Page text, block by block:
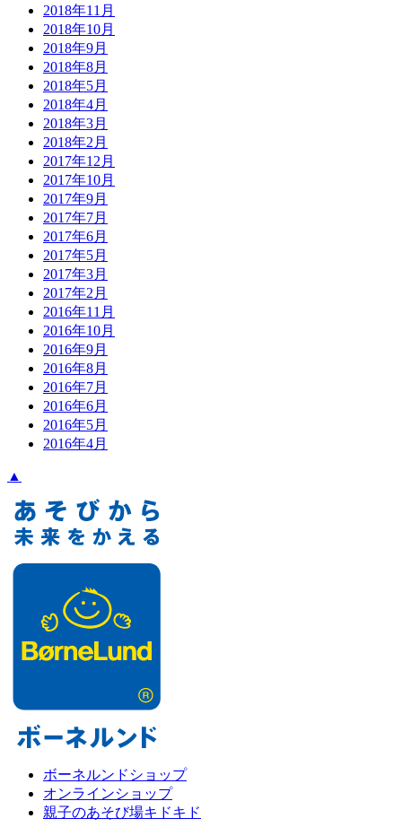
2018年11月
2018年10月
2018年9月
2018年8月
2018年5月
2018年4月
2018年3月
2018年2月
2017年12月
2017年10月
2017年9月
2017年7月
2017年6月
2017年5月
2017年3月
2017年2月
2016年11月
2016年10月
2016年9月
2016年8月
2016年7月
2016年6月
2016年5月
2016年4月
▲
ボーネルンドショップ
オンラインショップ
親子のあそび場キドキド